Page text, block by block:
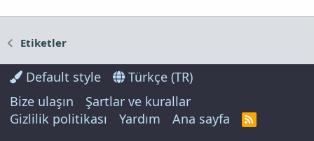
Etiketler
Default style
Türkçe (TR)
Bize ulaşın
Şartlar ve kurallar
Gizlilik politikası
Yardım Ana sayfa
R